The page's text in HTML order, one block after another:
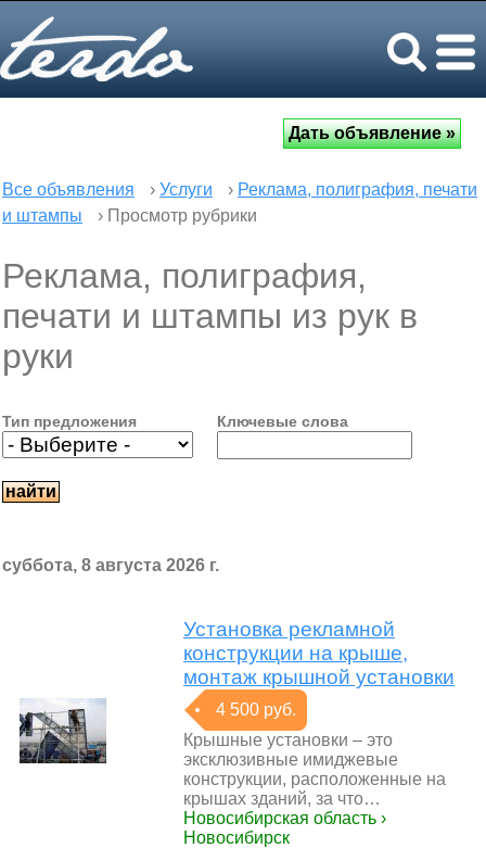
Все объявления › Услуги › Реклама, полиграфия, печати
и штампы
› Просмотр рубрики
Реклама, полиграфия,
печати и штампы из рук в
руки
Тип предложения Ключевые слова
суббота, 8 августа 2026 г.
Установка рекламной
конструкции на крыше,
монтаж крышной установки
4 500 руб.
Крышные установки – это
эксклюзивные имиджевые
конструкции, расположенные на
крышах зданий, за что…
Новосибирская область ›
Новосибирск